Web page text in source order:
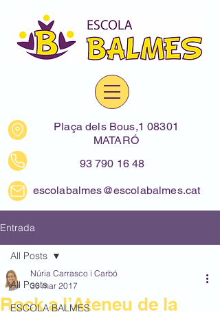
Plaça dels Bous,1 08301
MATARÓ
93 790 16 48
escolabalmes@escolabalmes.cat
Entrada
All Posts
ESCOLA BALMES
All Posts
Rock a l’Ateneu de la
Núria Carrasco i Carbó
30 mar 2017